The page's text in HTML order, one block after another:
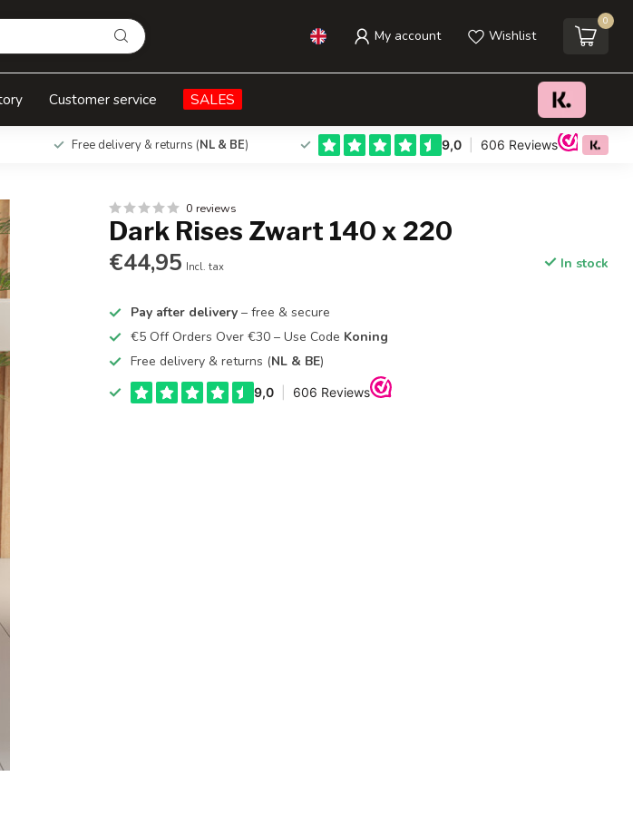
My account Wishlist
0
Customer service SALES
Free delivery & returns (NL & BE)
Add to cart
0 reviews
Dark Rises Zwart 140 x 220
€44,95 Incl. tax In stock
Pay after delivery – free & secure
€5 Off Orders Over €30 – Use Code Koning
Free delivery & returns (NL & BE)